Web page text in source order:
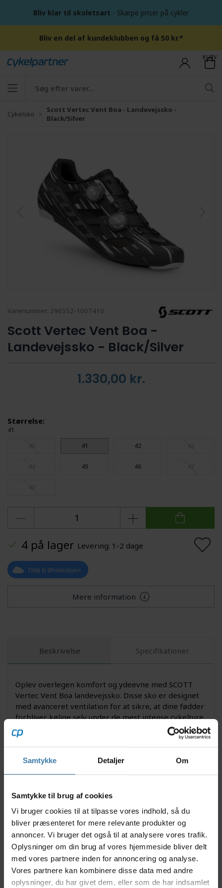
Samtykke Detaljer Om
Samtykke til brug af cookies
Vi bruger cookies til at tilpasse vores indhold, så du
bliver præsenteret for mere relevante produkter og
annoncer. Vi bruger det også til at analysere vores trafik.
Oplysninger om din brug af vores hjemmeside bliver delt
med vores partnere inden for annoncering og analyse.
Vores partnere kan kombinere disse data med andre
oplysninger, du har givet dem, eller som de har indsamlet
Bliv klar til skoletsart - Skarpe priser på cykler
Bliv en del af kundeklubben og få 50 kr.*
KURV
Cykelsko
Scott Vertec Vent Boa - Landevejssko -
Black/Silver
Varenummer: 296552-1007410
Scott Vertec Vent Boa -
Landevejssko - Black/Silver
1.330,00 kr.
Størrelse:
41
41 42
45 46
4 på lager Levering: 1-2 dage
Tilføj til Ønskeskyen
Mere information
Beskrivelse Specifikationer
Oplev overlegen komfort og ydeevne med SCOTT
Vertec Vent Boa landevejssko. Disse sko er designet
med avanceret ventilation for at sikre, at dine fødder
forbliver kølige selv under de mest intense cykelture.
Den innovative Boa lukning sikrer en perfekt og
justerbar pasform, så du kan fokusere på at opnå nye
personlige rekorder. Uanset om du begiver dig ud på
lange ture eller korte, intense sprint, vil disse
Boa lukning for hurtig og præcis justering.
Designet med optimal ventilation til køligere
fødder.
Konstruktion af letvægtsmaterialer for forbedret
hastighed.
Stivere sål for bedre kraftoverførsel.
Velegnet til passionerede landevejsryttere.